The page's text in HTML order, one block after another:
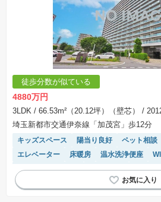
徒歩分数が似ている
4880万円
3LDK / 66.53m²（20.12坪）（壁芯）
/
埼玉新都市交通伊奈線「加茂宮」歩12分
キッズスペース 陽当り良好 ペット相談
エレベーター
床暖房 温水洗浄便座
駐車場(普通車)あり
浴室乾燥機
宅配ボ
駐輪場・バイク置き場